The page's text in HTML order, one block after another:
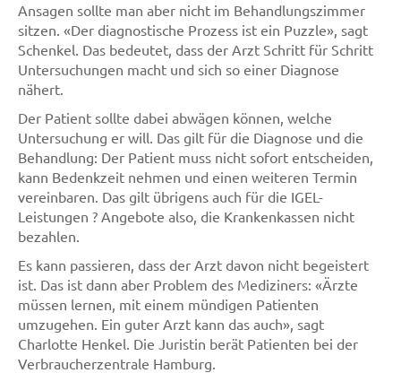
Ansagen sollte man aber nicht im Behandlungszimmer
sitzen. «Der diagnostische Prozess ist ein Puzzle», sagt
Schenkel. Das bedeutet, dass der Arzt Schritt für Schritt
Untersuchungen macht und sich so einer Diagnose
nähert.
Der Patient sollte dabei abwägen können, welche
Untersuchung er will. Das gilt für die Diagnose und die
Behandlung: Der Patient muss nicht sofort entscheiden,
kann Bedenkzeit nehmen und einen weiteren Termin
vereinbaren. Das gilt übrigens auch für die IGEL-
Leistungen ? Angebote also, die Krankenkassen nicht
bezahlen.
Es kann passieren, dass der Arzt davon nicht begeistert
ist. Das ist dann aber Problem des Mediziners: «Ärzte
müssen lernen, mit einem mündigen Patienten
umzugehen. Ein guter Arzt kann das auch», sagt
Charlotte Henkel. Die Juristin berät Patienten bei der
Verbraucherzentrale Hamburg.